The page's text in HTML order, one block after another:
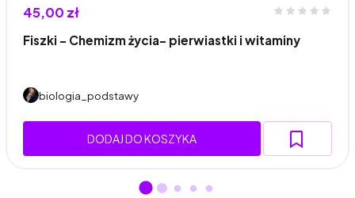
45,00 zł
Fiszki - Chemizm życia- pierwiastki i witaminy
biologia_podstawy
DODAJ DO KOSZYKA